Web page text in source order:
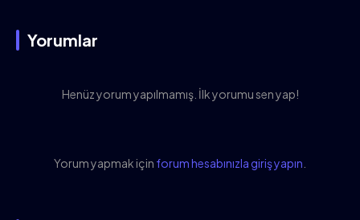
Yorumlar
Henüz yorum yapılmamış. İlk yorumu sen yap!
Yorum yapmak için forum hesabınızla giriş yapın